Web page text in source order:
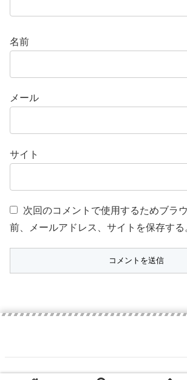
名前
メール
サイト
次回のコメントで使用するためブラ
前、メールアドレス、サイトを保存する